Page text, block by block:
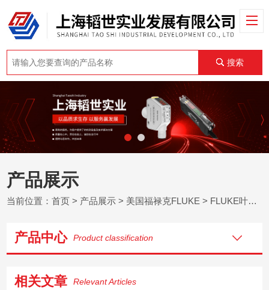
搜索
产品展示
当前位置：首页 > 产品展示 > 美国福禄克FLUKE > FLUKE叶轮式风速计
产品中心 Product classification
相关文章 Relevant Articles